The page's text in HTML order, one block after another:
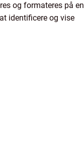
og formateres på en
identificere og vise